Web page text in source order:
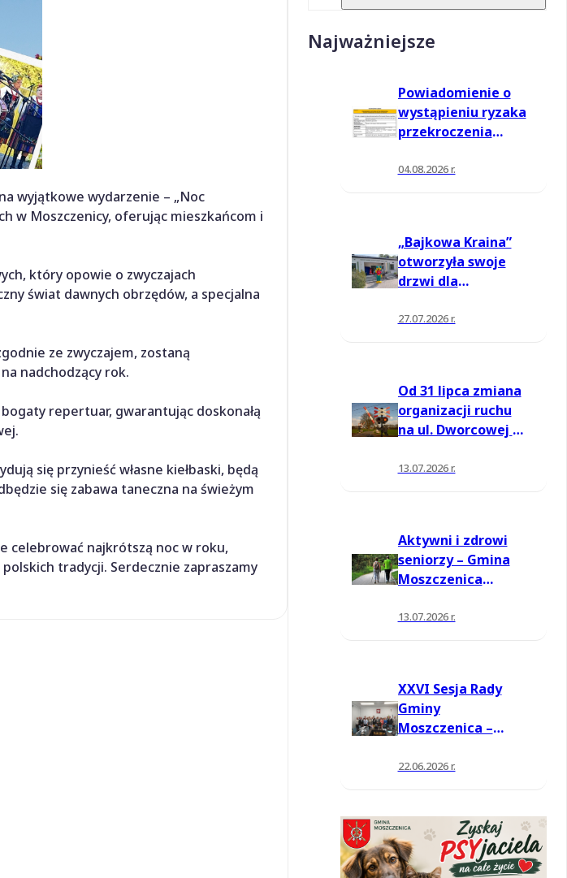
wyjątkowe wydarzenie – „Noc
w Moszczenicy, oferując mieszkańcom i
który opowie o zwyczajach
świat dawnych obrzędów, a specjalna
ze zwyczajem, zostaną
nadchodzący rok.
repertuar, gwarantując doskonałą
się przynieść własne kiełbaski, będą
się zabawa taneczna na świeżym
celebrować najkrótszą noc w roku,
tradycji. Serdecznie zapraszamy
Najważniejsze
Powiadomienie o
wystąpieniu ryzaka
przekroczenia
informowania dla
04.08.2026 r.
„Bajkowa Kraina”
otworzyła swoje
drzwi dla
27.07.2026 r.
Od 31 lipca zmiana
organizacji ruchu
na ul. Dworcowej w
13.07.2026 r.
Aktywni i zdrowi
seniorzy – Gmina
Moszczenica
na nowe zajęcia
13.07.2026 r.
XXVI Sesja Rady
Gminy
Moszczenica –
wotum zaufania i
22.06.2026 r.